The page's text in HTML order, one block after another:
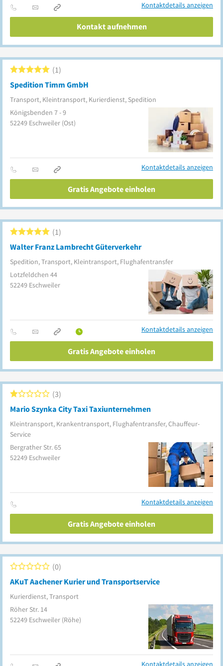
Kontaktdetails anzeigen
Kontakt aufnehmen
Spedition Timm GmbH
Transport, Kleintransport, Kurierdienst, Spedition
1
Königsbenden 7 - 9
52249 Eschweiler (Ost)
Kontaktdetails anzeigen
Gratis Angebote einholen
Walter Franz Lambrecht Güterverkehr
Spedition, Transport, Kleintransport, Flughafentransfer
1
Lotzfeldchen 44
52249 Eschweiler
Kontaktdetails anzeigen
Gratis Angebote einholen
Mario Szynka City Taxi Taxiunternehmen
Kleintransport, Krankentransport, Flughafentransfer, Chauffeur-
Service
3
Bergrather Str. 65
52249 Eschweiler
Kontaktdetails anzeigen
Gratis Angebote einholen
AKuT Aachener Kurier und Transportservice
Kurierdienst, Transport
0
Röher Str. 14
52249 Eschweiler (Röhe)
Kontaktdetails anzeigen